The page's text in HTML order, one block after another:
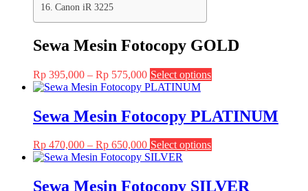
Canon iR 3225
Sewa Mesin Fotocopy GOLD
Rp 395,000 – Rp 575,000Price
range:
Rp 575,000
Select options
multiple
variants.
The
chosen
Sewa Mesin Fotocopy PLATINUM
Rp 470,000 – Rp 650,000Price
range:
through
Select options
multiple
Sewa Mesin Fotocopy SILVER